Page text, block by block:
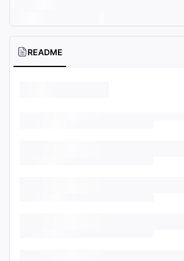
README